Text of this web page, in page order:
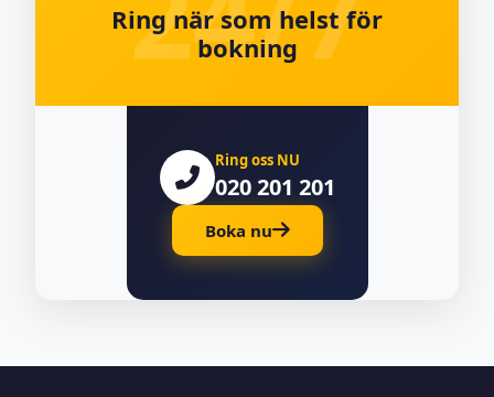
Ring när som helst för
bokning
Ring oss NU
020 201 201
Boka nu